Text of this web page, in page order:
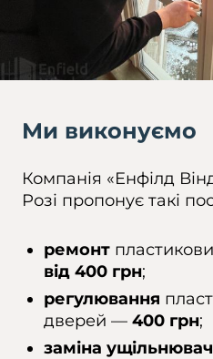
Ми виконуємо
Компанія «Енфілд
Розі пропонує такі
ремонт
від 400 грн;
регулювання
дверей — 400 грн;
заміна